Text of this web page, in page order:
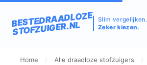
BESTEDRAADLOZE
STOFZUIGER.NL
Slim vergelijken.
Zeker kiezen.
Home / Alle draadloze stofzuigers /